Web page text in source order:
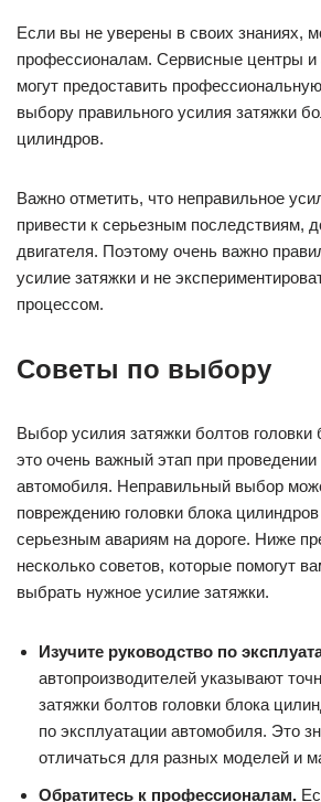
Если вы не уверены в своих знаниях,
профессионалам. Сервисные центры и
могут предоставить
выбору правильного усилия затяжки
цилиндров.
Важно отметить, что неправильное
привести к серьезным последствиям,
двигателя. Поэтому очень важно
усилие затяжки и не
процессом.
Советы по выбору
Выбор усилия затяжки болтов головки
это очень важный этап при
автомобиля. Неправильный выбор
повреждению головки блока
серьезным авариям на дороге. Ниже
несколько советов, которые помогут
выбрать нужное усилие затяжки.
Изучите руководство по
автопроизводителей указывают
затяжки болтов головки блока
по эксплуатации автомобиля. Это
отличаться для разных моделей и
Обратитесь к профессионалам.